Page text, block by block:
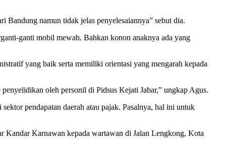
namun tidak jelas penyelesaiannya” sebut dia.
ganti mobil mewah. Bahkan konon anaknya ada yang
yang baik serta memiliki orientasi yang mengarah kepada
oleh personil di Pidsus Kejati Jabar,” ungkap Agus.
pendapatan daerah atau pajak. Pasalnya, hal ini untuk
Kandar Karnawan kepada wartawan di Jalan Lengkong, Kota